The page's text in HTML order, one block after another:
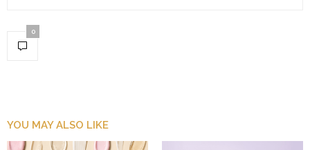
0
YOU MAY ALSO LIKE